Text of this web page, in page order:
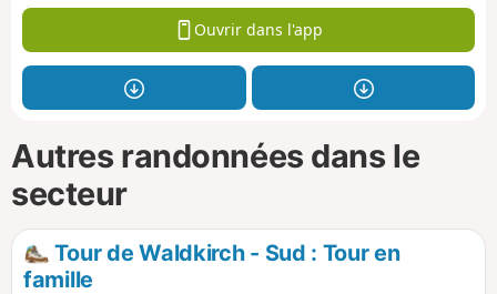
Ouvrir dans l'app
Autres randonnées dans le
secteur
Tour de Waldkirch - Sud : Tour en
famille